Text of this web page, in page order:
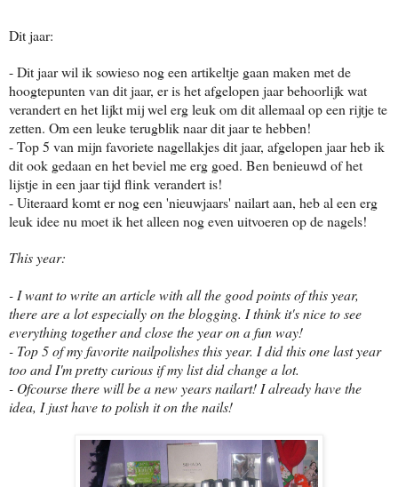
Dit jaar:
- Dit jaar wil ik sowieso nog een artikeltje gaan maken met de
hoogtepunten van dit jaar, er is het afgelopen jaar behoorlijk wat
verandert en het lijkt mij wel erg leuk om dit allemaal op een rijtje te
zetten. Om een leuke terugblik naar dit jaar te hebben!
- Top 5 van mijn favoriete nagellakjes dit jaar, afgelopen jaar heb ik
dit ook gedaan en het beviel me erg goed. Ben benieuwd of het
lijstje in een jaar tijd flink verandert is!
- Uiteraard komt er nog een 'nieuwjaars' nailart aan, heb al een erg
leuk idee nu moet ik het alleen nog even uitvoeren op de nagels!
This year:
- I want to write an article with all the good points of this year,
there are a lot especially on the blogging. I think it's nice to see
everything together and close the year on a fun way!
- Top 5 of my favorite nailpolishes this year. I did this one last year
too and I'm pretty curious if my list did change a lot.
- Ofcourse there will be a new years nailart! I already have the
idea, I just have to polish it on the nails!